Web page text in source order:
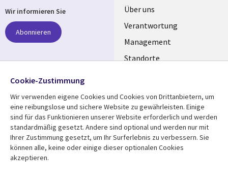
Useful
links
GERMANY
Über uns
Verantwortung
Management
Standorte
Mediathek
Library
Aktuelles
Rechtliches
Wir informieren Sie
Abonnieren
Folgen Sie uns
Social
Media
GERMANY
Cookie-Zustimmung
Wir verwenden eigene Cookies und Cookies von Drittanbietern, um
eine reibungslose und sichere Website zu gewährleisten. Einige
sind für das Funktionieren unserer Website erforderlich und werden
standardmäßig gesetzt. Andere sind optional und werden nur mit
Ihrer Zustimmung gesetzt, um Ihr Surferlebnis zu verbessern. Sie
können alle, keine oder einige dieser optionalen Cookies
akzeptieren.